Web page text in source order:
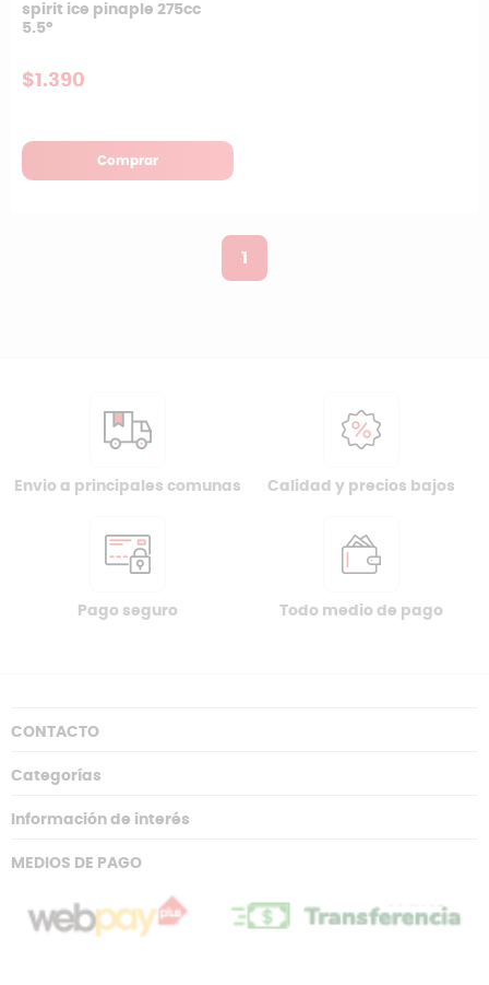
spirit ice pinaple 275cc
5.5°
$1.390
Comprar
1
Envio a principales comunas Calidad y precios bajos
Pago seguro Todo medio de pago
CONTACTO
Categorías
Información de interés
MEDIOS DE PAGO